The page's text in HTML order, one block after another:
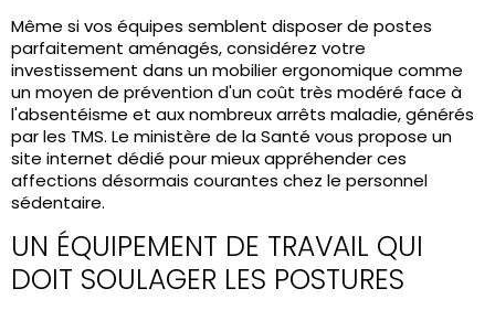
Même si vos équipes semblent disposer de postes
parfaitement aménagés, considérez votre
investissement dans un mobilier ergonomique comme
un moyen de prévention d'un coût très modéré face à
l'absentéisme et aux nombreux arrêts maladie, générés
par les TMS. Le ministère de la Santé vous propose un
site internet dédié pour mieux appréhender ces
affections désormais courantes chez le personnel
sédentaire.
UN ÉQUIPEMENT DE TRAVAIL QUI
DOIT SOULAGER LES POSTURES